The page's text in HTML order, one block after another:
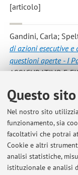
Questo
Nel nostro sito
funzionamento, sia
facoltativi che potrai
Cookie e altri
analisi statistiche,
istituzionale e analisi
[articolo]
Gandini, Carla;
di azioni esecutive
questioni aperte - I
ASSICURATIVO E
Spelta Dario,
Editrice Esculapio,